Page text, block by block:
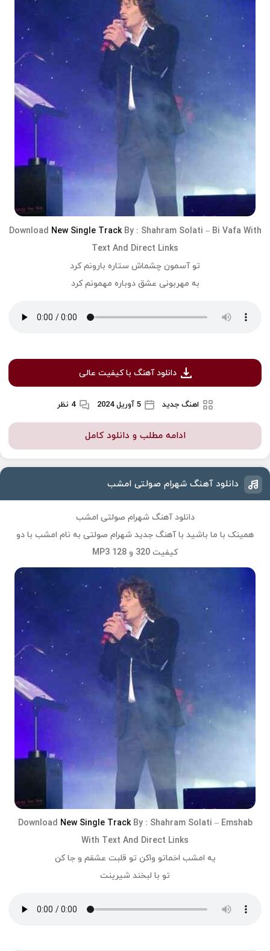
Download New Single TrackBy : Shahram Solati – Bi Vafa With
Text And Direct Links
تو آسمون چشماش ستاره بارونم کرد
به مهربونی عشق دوباره مهمونم کرد
دانلود آهنگ با کیفیت عالی
اهنگ جدید 5 آوریل 2024 4 نظر
ادامه مطلب و دانلود کامل
دانلود آهنگ شهرام صولتی امشب
دانلود آهنگ شهرام صولتی امشب
همینک با ما باشید با آهنگ جدید شهرام صولتی به نام امشب با دو
کیفیت 320 و 128 MP3
Download New Single TrackBy : Shahram Solati – Emshab
With Text And Direct Links
یه امشب اخماتو واکن تو قلبت عشقم و جا کن
تو با لبخند شیرینت